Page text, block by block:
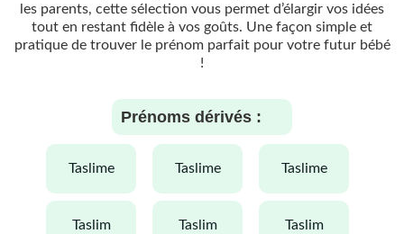
les parents, cette sélection vous permet d’élargir vos idées
tout en restant fidèle à vos goûts. Une façon simple et
pratique de trouver le prénom parfait pour votre futur bébé
!
Prénoms dérivés :
taslime taslime taslime
taslim taslim taslim